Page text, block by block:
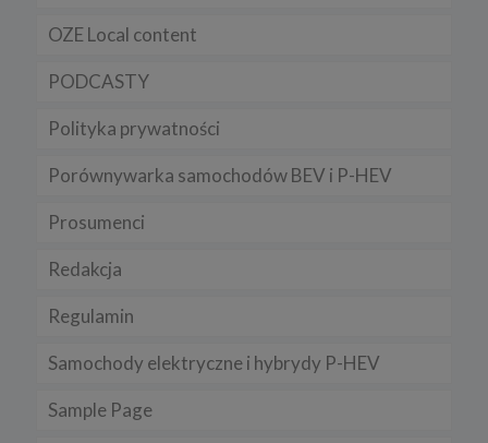
OZE Local content
PODCASTY
Polityka prywatności
Porównywarka samochodów BEV i P-HEV
Prosumenci
Redakcja
Regulamin
Samochody elektryczne i hybrydy P-HEV
Sample Page
Regulamin serwisu